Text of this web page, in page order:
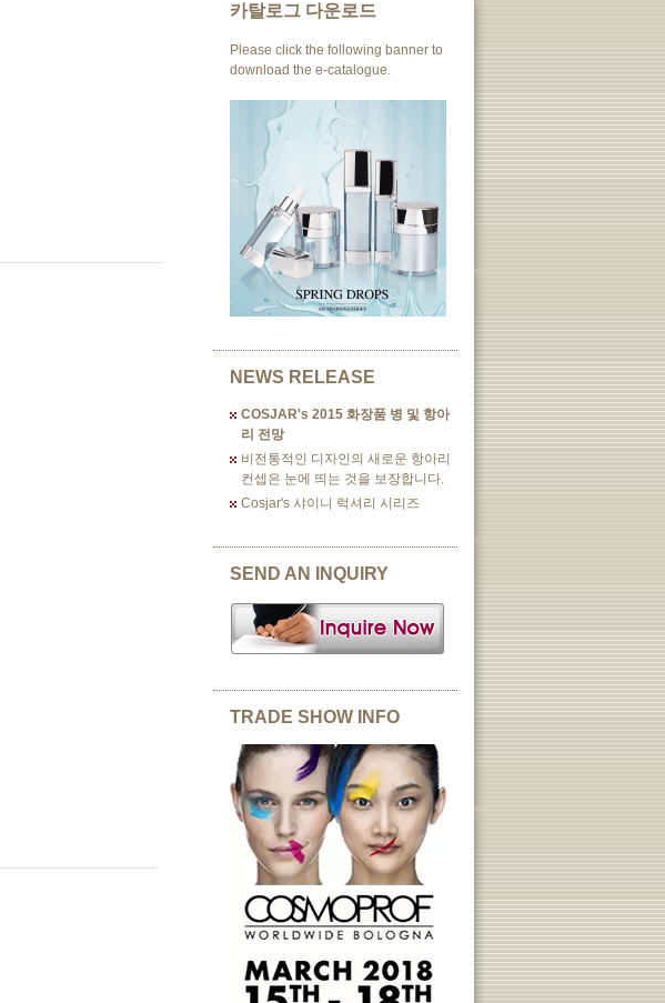
카탈로그 다운로드
Please click the following banner to
download the e-catalogue.
NEWS RELEASE
COSJAR's 2015 화장품 병 및 항아
리 전망
비전통적인 디자인의 새로운 항아리
컨셉은 눈에 띄는 것을 보장합니다.
Cosjar's 샤이니 럭셔리 시리즈
SEND AN INQUIRY
TRADE SHOW INFO